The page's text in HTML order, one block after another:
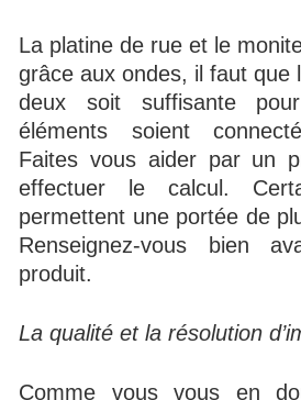
La platine de rue et le
grâce aux ondes, il faut que
deux soit suffisante
éléments soient
Faites vous aider par un
effectuer le calcul.
permettent une portée de
Renseignez-vous bien
produit.
La qualité et la résolution
Comme vous vous en